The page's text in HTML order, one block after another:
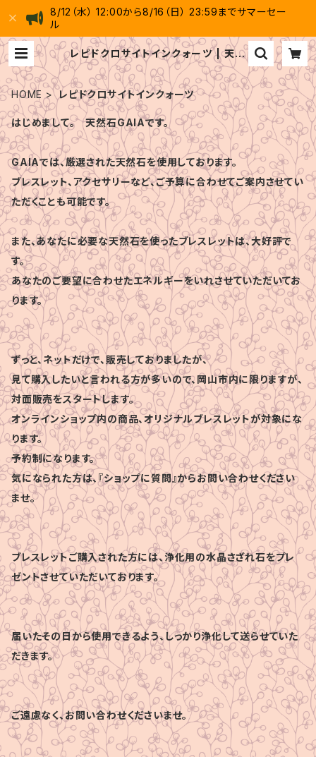
8/12（水） 12:00から8/16（日） 23:59までサマーセー
ル
レピドクロサイトインクォーツ | 天然
石 GAIA
HOME レピドクロサイトインクォーツ
はじめまして。 天然石GAIAです。
GAIAでは、厳選された天然石を使用しております。
ブレスレット、アクセサリーなど、ご予算に合わせてご案内させてい
ただくことも可能です。
また、あなたに必要な天然石を使ったブレスレットは、大好評で
す。
あなたのご要望に合わせたエネルギーをいれさせていただいてお
ります。
ずっと、ネットだけで、販売しておりましたが、
見て購入したいと言われる方が多いので、岡山市内に限りますが、
対面販売をスタートします。
オンラインショップ内の商品、オリジナルブレスレットが対象にな
ります。
予約制になります。
気になられた方は、『ショップに質問』からお問い合わせください
ませ。
ブレスレットご購入された方には、浄化用の水晶さざれ石をプレ
ゼントさせていただいております。
届いたその日から使用できるよう、しっかり浄化して送らせていた
だきます。
ご遠慮なく、お問い合わせくださいませ。